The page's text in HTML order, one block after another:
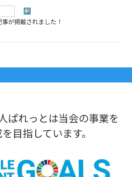
が掲載されました！
ぱれっとは当会の事業を
目指しています。